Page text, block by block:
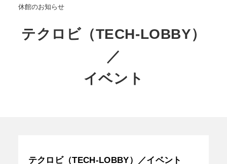
休館のお知らせ
テクロビ（TECH-LOBBY）
／
イベント
テクロビ（TECH-LOBBY）／イベント